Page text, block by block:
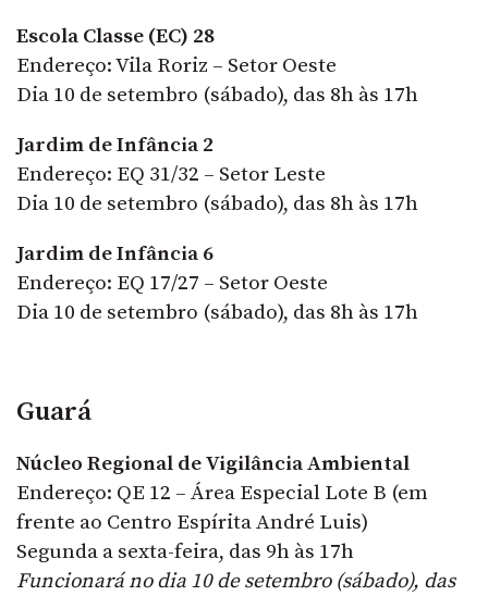
Escola Classe (EC) 28
Endereço: Vila Roriz – Setor Oeste
Dia 10 de setembro (sábado), das 8h às 17h
Jardim de Infância 2
Endereço: EQ 31/32 – Setor Leste
Dia 10 de setembro (sábado), das 8h às 17h
Jardim de Infância 6
Endereço: EQ 17/27 – Setor Oeste
Dia 10 de setembro (sábado), das 8h às 17h
Guará
Núcleo Regional de Vigilância Ambiental
Endereço: QE 12 – Área Especial Lote B (em
frente ao Centro Espírita André Luis)
Segunda a sexta-feira, das 9h às 17h
Funcionará no dia 10 de setembro (sábado), das